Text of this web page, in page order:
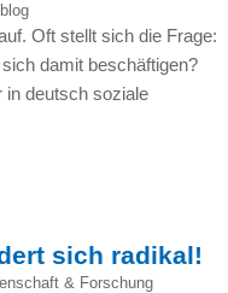
Oft stellt sich die Frage:
damit beschäftigen?
in deutsch soziale
sich radikal!
& Forschung